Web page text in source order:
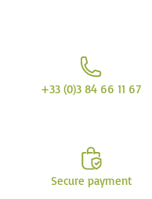
+33 (0)3 84 66 11 67
Secure payment